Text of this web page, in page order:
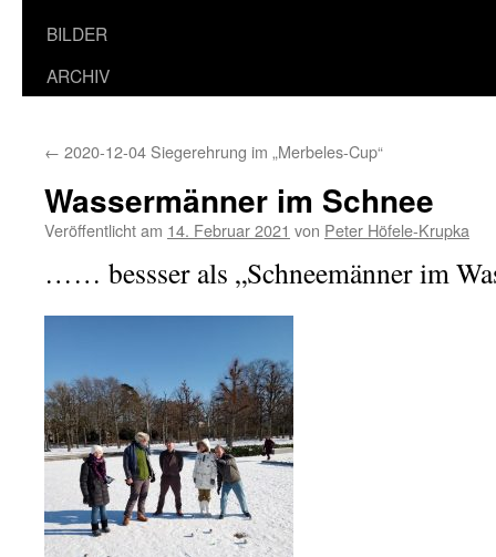
BILDER
ARCHIV
← 2020-12-04 Siegerehrung im „Merbeles-Cup“
Wassermänner im Schnee
Veröffentlicht am 14. Februar 2021 von Peter Höfele-Krupka
…… bessser als „Schneemänner im